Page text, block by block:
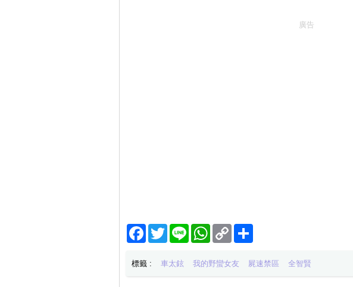
廣告
Facebook
TwitterLine WhatsApp
Copy
Link
分
標籤 : 車太鉉 我的野蠻女友 屍速禁區 全智賢